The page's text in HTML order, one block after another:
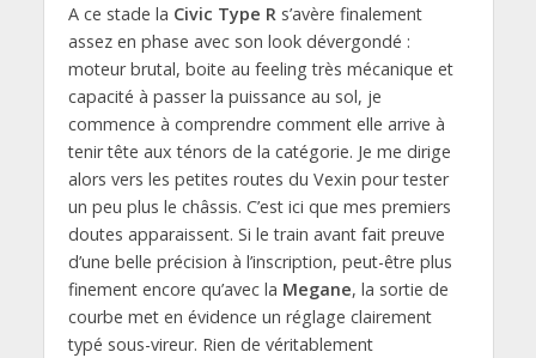
A ce stade la Civic Type R s’avère finalement
assez en phase avec son look dévergondé :
moteur brutal, boite au feeling très mécanique et
capacité à passer la puissance au sol, je
commence à comprendre comment elle arrive à
tenir tête aux ténors de la catégorie. Je me dirige
alors vers les petites routes du Vexin pour tester
un peu plus le châssis. C’est ici que mes premiers
doutes apparaissent. Si le train avant fait preuve
d’une belle précision à l’inscription, peut-être plus
finement encore qu’avec la Megane, la sortie de
courbe met en évidence un réglage clairement
typé sous-vireur. Rien de véritablement